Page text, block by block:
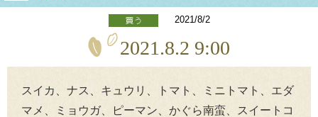
2021/8/2
2021.8.2 9:00
スイカ、ナス、キュウリ、トマト、ミニトマト、エダ
マメ、ミョウガ、ピーマン、かぐら南蛮、スイートコ